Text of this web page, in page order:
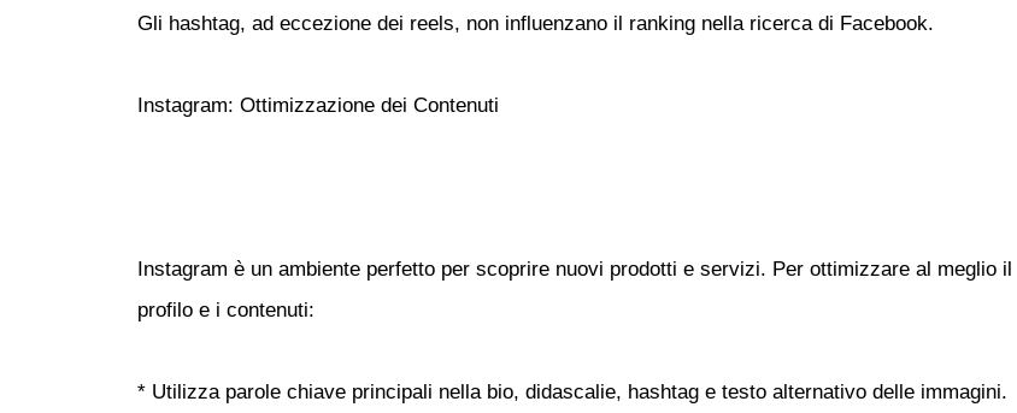
Gli hashtag, ad eccezione dei reels, non influenzano il ranking nella ricerca di Facebook.
Instagram: Ottimizzazione dei Contenuti
Instagram è un ambiente perfetto per scoprire nuovi prodotti e servizi. Per ottimizzare al meglio il
profilo e i contenuti:
* Utilizza parole chiave principali nella bio, didascalie, hashtag e testo alternativo delle immagini.